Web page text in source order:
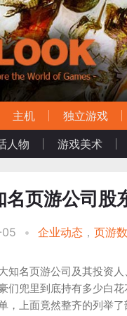
主机 独立游戏
人物 游戏美术
名页游公司股
• 企业动态 ， 页游
知名页游公司及其投资
们兜里到底持有多少白
，上面竟然整齐的列举